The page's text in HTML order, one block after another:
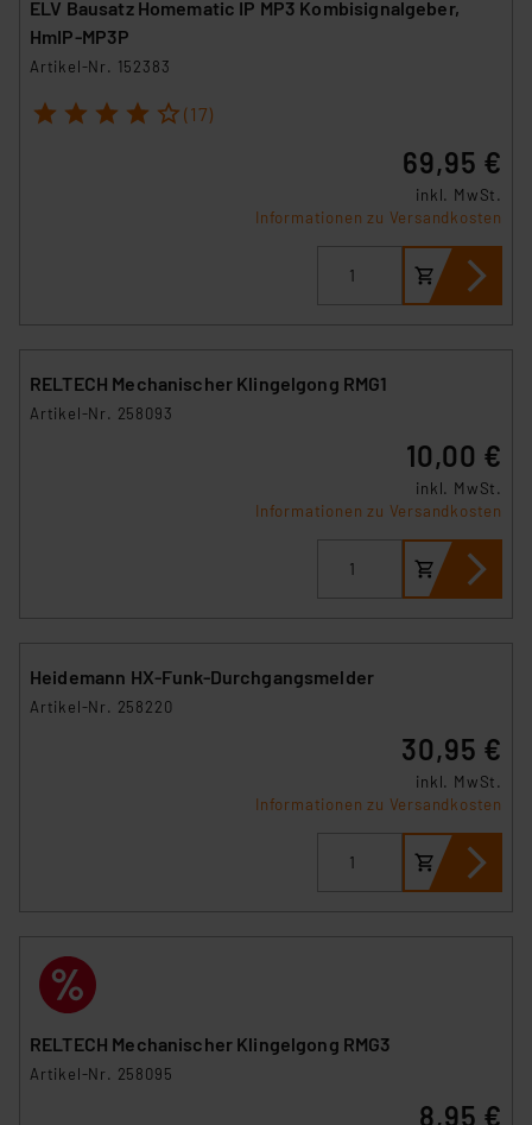
ELV Bausatz Homematic IP MP3 Kombisignalgeber,
HmIP-MP3P
Artikel-Nr. 152383
1 2 3 4 5 (17)
69,95 €
inkl. MwSt.
Informationen zu Versandkosten
RELTECH Mechanischer Klingelgong RMG1
Artikel-Nr. 258093
10,00 €
inkl. MwSt.
Informationen zu Versandkosten
Heidemann HX-Funk-Durchgangsmelder
Artikel-Nr. 258220
30,95 €
inkl. MwSt.
Informationen zu Versandkosten
RELTECH Mechanischer Klingelgong RMG3
Artikel-Nr. 258095
8,95 €